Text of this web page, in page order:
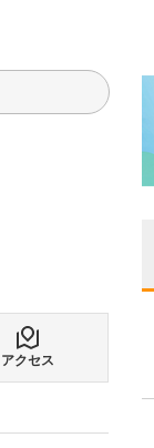
アクセス